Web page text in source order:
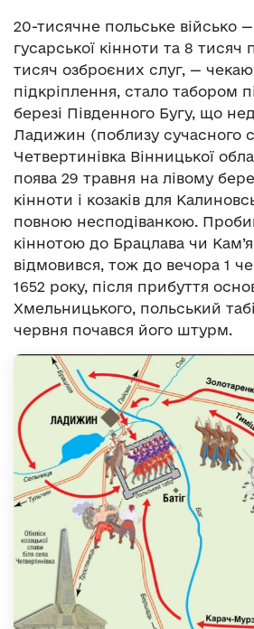
20-тисячне польське військо
гусарської кінноти та 8 тисяч
тисяч озброєних слуг, —
підкріплення, стало табором
березі Південного Бугу, що
Ладижин (поблизу сучасного
Четвертинівка Вінницької
поява 29 травня на лівому
кінноти і козаків для
повною несподіванкою.
кіннотою до Брацлава чи
відмовився, тож до вечора 1
1652 року, після прибуття
Хмельницького, польський
червня почався його штурм.